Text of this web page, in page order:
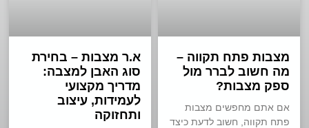
מצבות פתח תקווה –
מה חשוב לברר מול
ספק מצבות?
אם אתם מחפשים מצבות
פתח תקווה, חשוב לדעת כיצד
א.ר מצבות – בחירת
סוג האבן למצבה:
מדריך מקצועי
לעמידות, עיצוב
ותחזוקה